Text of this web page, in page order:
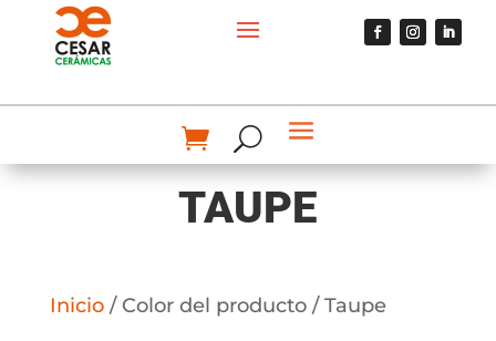
TAUPE
Inicio/ Color del producto / Taupe